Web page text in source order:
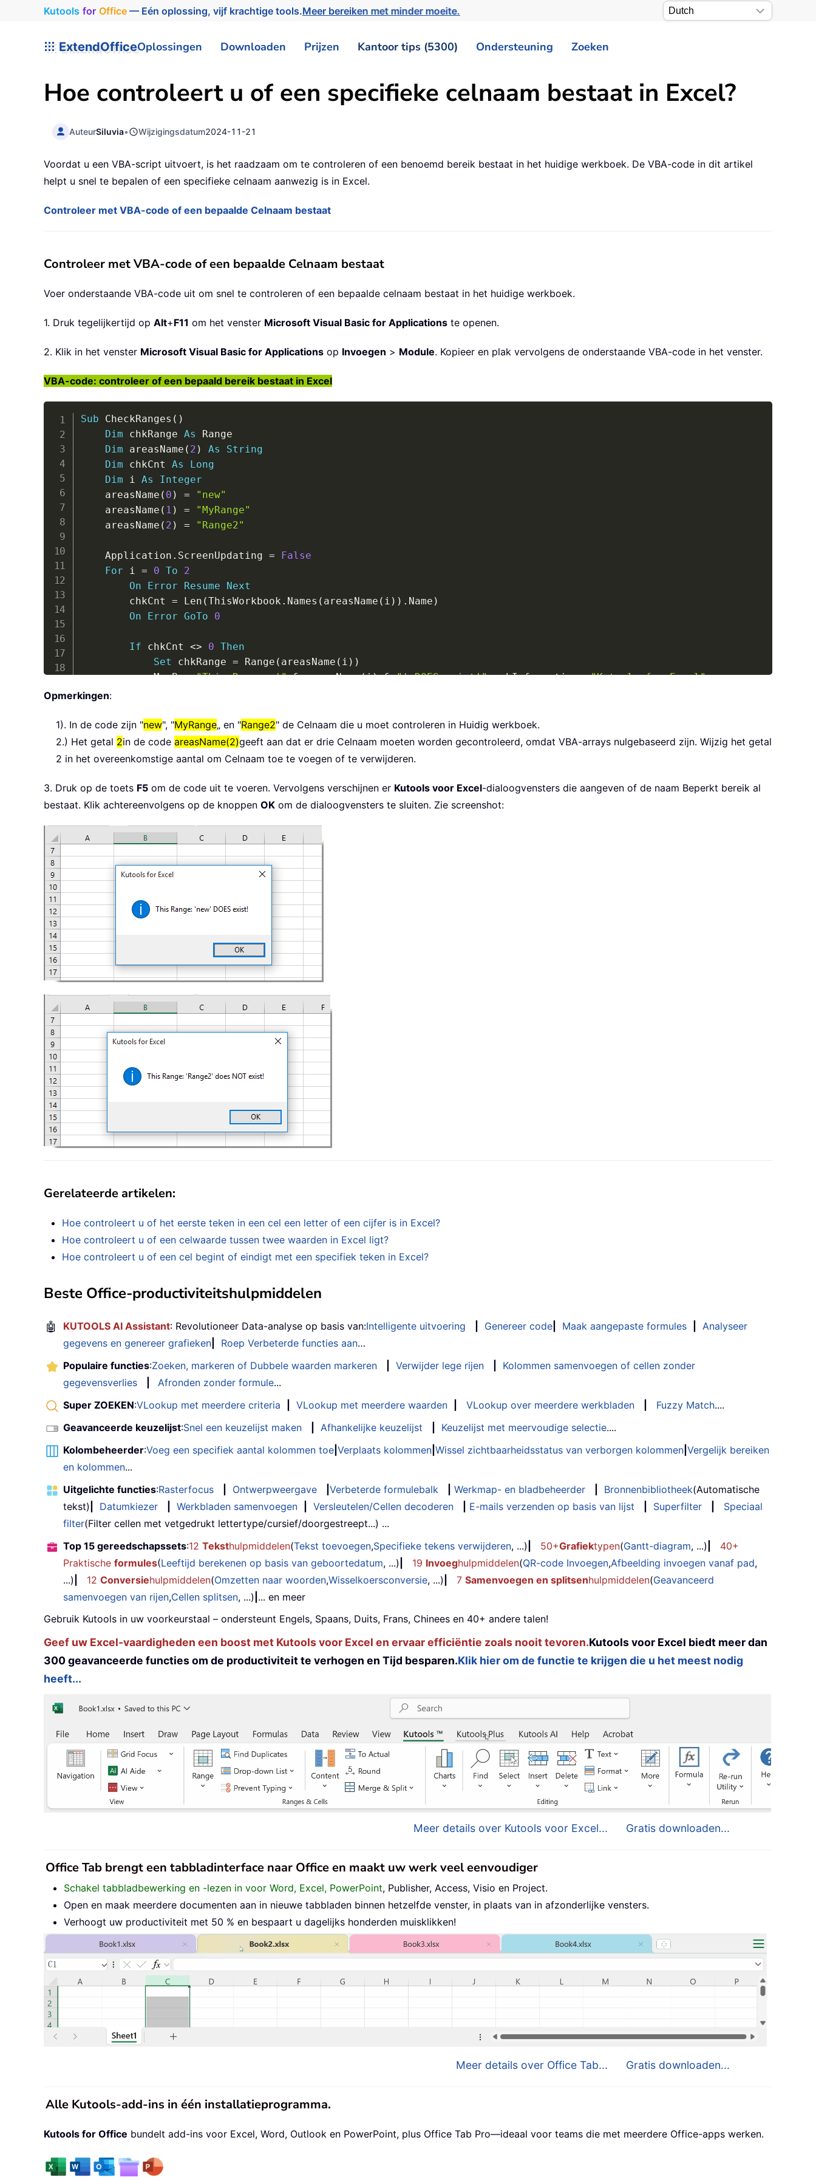
Kutools for Office— Eén oplossing, vijf krachtige tools.Meer bereiken met minder moeite.
ExtendOfficeOplossingen Downloaden Prijzen Kantoor tips (5300) Ondersteuning Zoeken
Hoe controleert u of een specifieke celnaam bestaat in Excel?
AuteurSiluvia• Wijzigingsdatum2024-11-21
Voordat u een VBA-script uitvoert, is het raadzaam om te controleren of een benoemd bereik bestaat in het huidige werkboek. De VBA-code in dit artikel
helpt u snel te bepalen of een specifieke celnaam aanwezig is in Excel.
Controleer met VBA-code of een bepaalde Celnaam bestaat
Controleer met VBA-code of een bepaalde Celnaam bestaat
Voer onderstaande VBA-code uit om snel te controleren of een bepaalde celnaam bestaat in het huidige werkboek.
1. Druk tegelijkertijd op Alt+F11 om het venster Microsoft Visual Basic for Applications te openen.
2. Klik in het venster Microsoft Visual Basic for Applications op Invoegen > Module. Kopieer en plak vervolgens de onderstaande VBA-code in het venster.
VBA-code: controleer of een bepaald bereik bestaat in Excel
Sub CheckRanges ( )
Dim chkRange As Range
Dim areasName ( 2 ) As
String
Dim chkCnt As
Long
Dim i As
Integer
    areasName
( 0 ) =
"new"
    areasName
( 1 ) =
"MyRange"
    areasName
( 2 ) = "Range2"
    Application
. ScreenUpdating =
False
For i = 0 To
2
On
Error Resume
Next
        chkCnt
= Len (ThisWorkbook . Names ( areasName ( i ) ) . Name )
On
Error GoTo 0
If chkCnt <> 0 Then
Set chkRange = Range ( areasName ( i ) )
            MsgBox
"This Range: '" & areasName(i) & "' DOES exist!", vbInformation, "Kutools for Excel"
            chkCnt
            MsgBox
"This Range: '" & areasName( i) & "' does NOT exist!", vbInformation
End
If
i
    Application
End Sub
Opmerkingen:
1). In de code zijn "new", "MyRange„ en "Range2" de Celnaam die u moet controleren in Huidig werkboek.
2.) Het getal 2in de code areasName(2)geeft aan dat er drie Celnaam moeten worden gecontroleerd, omdat VBA-arrays nulgebaseerd zijn. Wijzig het getal
2 in het overeenkomstige aantal om Celnaam toe te voegen of te verwijderen.
3. Druk op de toets F5 om de code uit te voeren. Vervolgens verschijnen er Kutools voor Excel-dialoogvensters die aangeven of de naam Beperkt bereik al
bestaat. Klik achtereenvolgens op de knoppen OK om de dialoogvensters te sluiten. Zie screenshot:
Gerelateerde artikelen:
Hoe controleert u of het eerste teken in een cel een letter of een cijfer is in Excel?
Hoe controleert u of een celwaarde tussen twee waarden in Excel ligt?
Hoe controleert u of een cel begint of eindigt met een specifiek teken in Excel?
Beste Office-productiviteitshulpmiddelen
🤖 KUTOOLS AI Assistant: Revolutioneer Data-analyse op basis van:Intelligente uitvoering Genereer code Maak aangepaste formules
Analyseer
gegevens en genereer grafieken
Roep Verbeterde functies aan…
Populaire functies:Zoeken, markeren of Dubbele waarden markeren Verwijder lege rijen
Kolommen samenvoegen of cellen zonder
gegevensverlies
Afronden zonder formule...
Super ZOEKEN:VLookup met meerdere criteria VLookup met meerdere waarden VLookup over meerdere werkbladen Fuzzy Match....
Geavanceerde keuzelijst:Snel een keuzelijst maken Afhankelijke keuzelijst Keuzelijst met meervoudige selectie....
Kolombeheerder:Voeg een specifiek aantal kolommen toe Verplaats kolommen Wissel zichtbaarheidsstatus van verborgen kolommen Vergelijk bereiken
en kolommen...
Uitgelichte functies:Rasterfocus Ontwerpweergave Verbeterde formulebalk Werkmap- en bladbeheerder Bronnenbibliotheek(Automatische
tekst)
Datumkiezer Werkbladen samenvoegen Versleutelen/Cellen decoderen E-mails verzenden op basis van lijst Superfilter
Speciaal
filter(Filter cellen met vetgedrukt lettertype/cursief/doorgestreept...) ...
Top 15 gereedschapssets:12 Teksthulpmiddelen(Tekst toevoegen,Specifieke tekens verwijderen, ...) 50+Grafiektypen(Gantt-diagram, ...)
40+
Praktische formules(Leeftijd berekenen op basis van geboortedatum, ...) 19 Invoeghulpmiddelen(QR-code Invoegen,Afbeelding invoegen vanaf pad,
...)
12 Conversiehulpmiddelen(Omzetten naar woorden,Wisselkoersconversie, ...) 7 Samenvoegen en splitsenhulpmiddelen(Geavanceerd
samenvoegen van rijen,Cellen splitsen, ...) ... en meer
Gebruik Kutools in uw voorkeurstaal – ondersteunt Engels, Spaans, Duits, Frans, Chinees en 40+ andere talen!
Geef uw Excel-vaardigheden een boost met Kutools voor Excel en ervaar efficiëntie zoals nooit tevoren.Kutools voor Excel biedt meer dan
300 geavanceerde functies om de productiviteit te verhogen en Tijd besparen.Klik hier om de functie te krijgen die u het meest nodig
heeft...
Meer details over Kutools voor Excel... Gratis downloaden...
Office Tab brengt een tabbladinterface naar Office en maakt uw werk veel eenvoudiger
Schakel tabbladbewerking en -lezen in voor Word, Excel, PowerPoint, Publisher, Access, Visio en Project.
Open en maak meerdere documenten aan in nieuwe tabbladen binnen hetzelfde venster, in plaats van in afzonderlijke vensters.
Verhoogt uw productiviteit met 50 % en bespaart u dagelijks honderden muisklikken!
Meer details over Office Tab... Gratis downloaden...
Alle Kutools-add-ins in één installatieprogramma.
Kutools for Office bundelt add-ins voor Excel, Word, Outlook en PowerPoint, plus Office Tab Pro—ideaal voor teams die met meerdere Office-apps werken.